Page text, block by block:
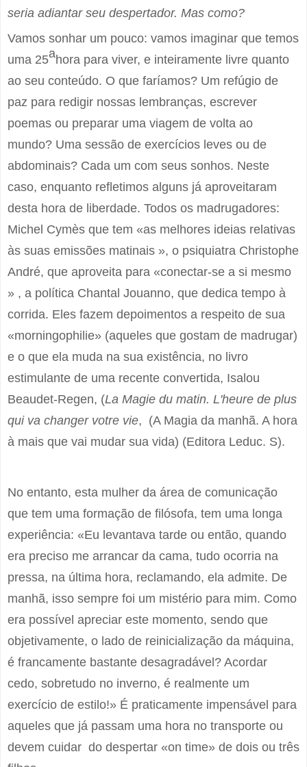
seria adiantar seu despertador. Mas como?
Vamos sonhar um pouco: vamos imaginar que temos
uma 25ahora para viver, e inteiramente livre quanto
ao seu conteúdo. O que faríamos? Um refúgio de
paz para redigir nossas lembranças, escrever
poemas ou preparar uma viagem de volta ao
mundo? Uma sessão de exercícios leves ou de
abdominais? Cada um com seus sonhos. Neste
caso, enquanto refletimos alguns já aproveitaram
desta hora de liberdade. Todos os madrugadores:
Michel Cymès que tem «as melhores ideias relativas
às suas emissões matinais », o psiquiatra Christophe
André, que aproveita para «conectar-se a si mesmo
» , a política Chantal Jouanno, que dedica tempo à
corrida. Eles fazem depoimentos a respeito de sua
«morningophilie» (aqueles que gostam de madrugar)
e o que ela muda na sua existência, no livro
estimulante de uma recente convertida, Isalou
Beaudet-Regen, (La Magie du matin. L'heure de plus
qui va changer votre vie, (A Magia da manhã. A hora
à mais que vai mudar sua vida) (Editora Leduc. S).
No entanto, esta mulher da área de comunicação
que tem uma formação de filósofa, tem uma longa
experiência: «Eu levantava tarde ou então, quando
era preciso me arrancar da cama, tudo ocorria na
pressa, na última hora, reclamando, ela admite. De
manhã, isso sempre foi um mistério para mim. Como
era possível apreciar este momento, sendo que
objetivamente, o lado de reinicialização da máquina,
é francamente bastante desagradável? Acordar
cedo, sobretudo no inverno, é realmente um
exercício de estilo!» É praticamente impensável para
aqueles que já passam uma hora no transporte ou
devem cuidar do despertar «on time» de dois ou três